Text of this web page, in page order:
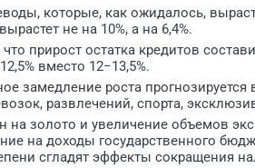
которые, как ожидалось,
не на 10%, а на 6,4%.
прирост остатка кредитов
вместо 12−13,5%.
замедление роста прогнозируется
развлечений, спорта,
на золото и увеличение объемов
на доходы государственного
сгладят эффекты сокращения